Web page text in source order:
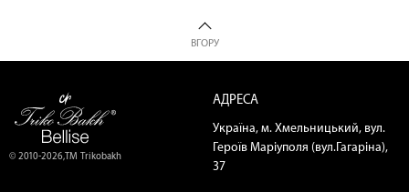
ВГОРУ
© 2010-2026,ТМ Trikobakh
АДРЕСА
Україна, м. Хмельницький, вул.
Героїв Маріуполя (вул.Гагаріна),
37